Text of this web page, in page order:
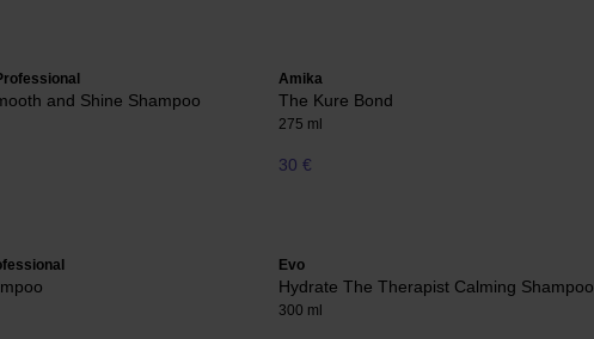
and Shine Shampoo
Amika
The Kure Bond
275 ml
30 €
Evo
Hydrate The Therapist Calming Shampoo
300 ml